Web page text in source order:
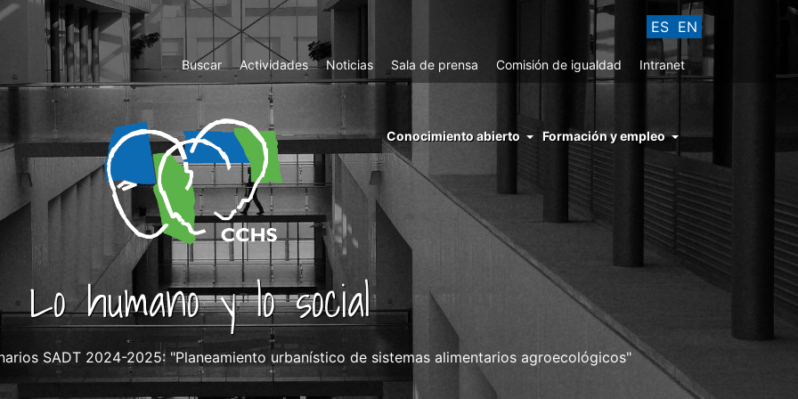
ES EN
Top
Menu
Buscar Actividades Noticias Sala de prensa Comisión de igualdad Intranet
menu
right
cchs
conocimiento
abierto
Conocimiento abierto Formación y empleo
Lo humano y lo social
SADT 2024-2025: "Planeamiento urbanístico de sistemas alimentarios agroecológicos"